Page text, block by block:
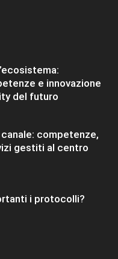
e innovazione
del futuro
competenze,
gestiti al centro
i protocolli?